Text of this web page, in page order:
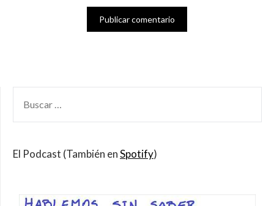
POR:
El Podcast (También enSpotify)